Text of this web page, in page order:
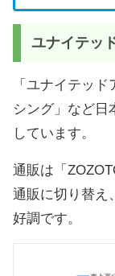
ユナイテッ
「ユナイテッ
シング」など日
しています。
通販は「
通販に切り替え
好調です。